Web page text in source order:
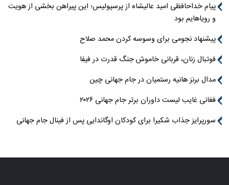
پیام خداحافظی امید عالیشاه از پرسپولیس؛ این پیراهن بخشی از هویت
و رویاهایم بود
پیشنهاد نجومی برای وسوسه کردن محمد صلاح
فوتبال زنان، قربانی خاموش جنگ قدرت در فیفا
مدال برنز هانیه رستمیان در جام جهانی چین
فغانی غایب لیست داوران برتر جام جهانی ۲۰۲۶
سورپرایز جذاب شکیرا برای کودکان اوگاندایی پس از فینال جام جهانی